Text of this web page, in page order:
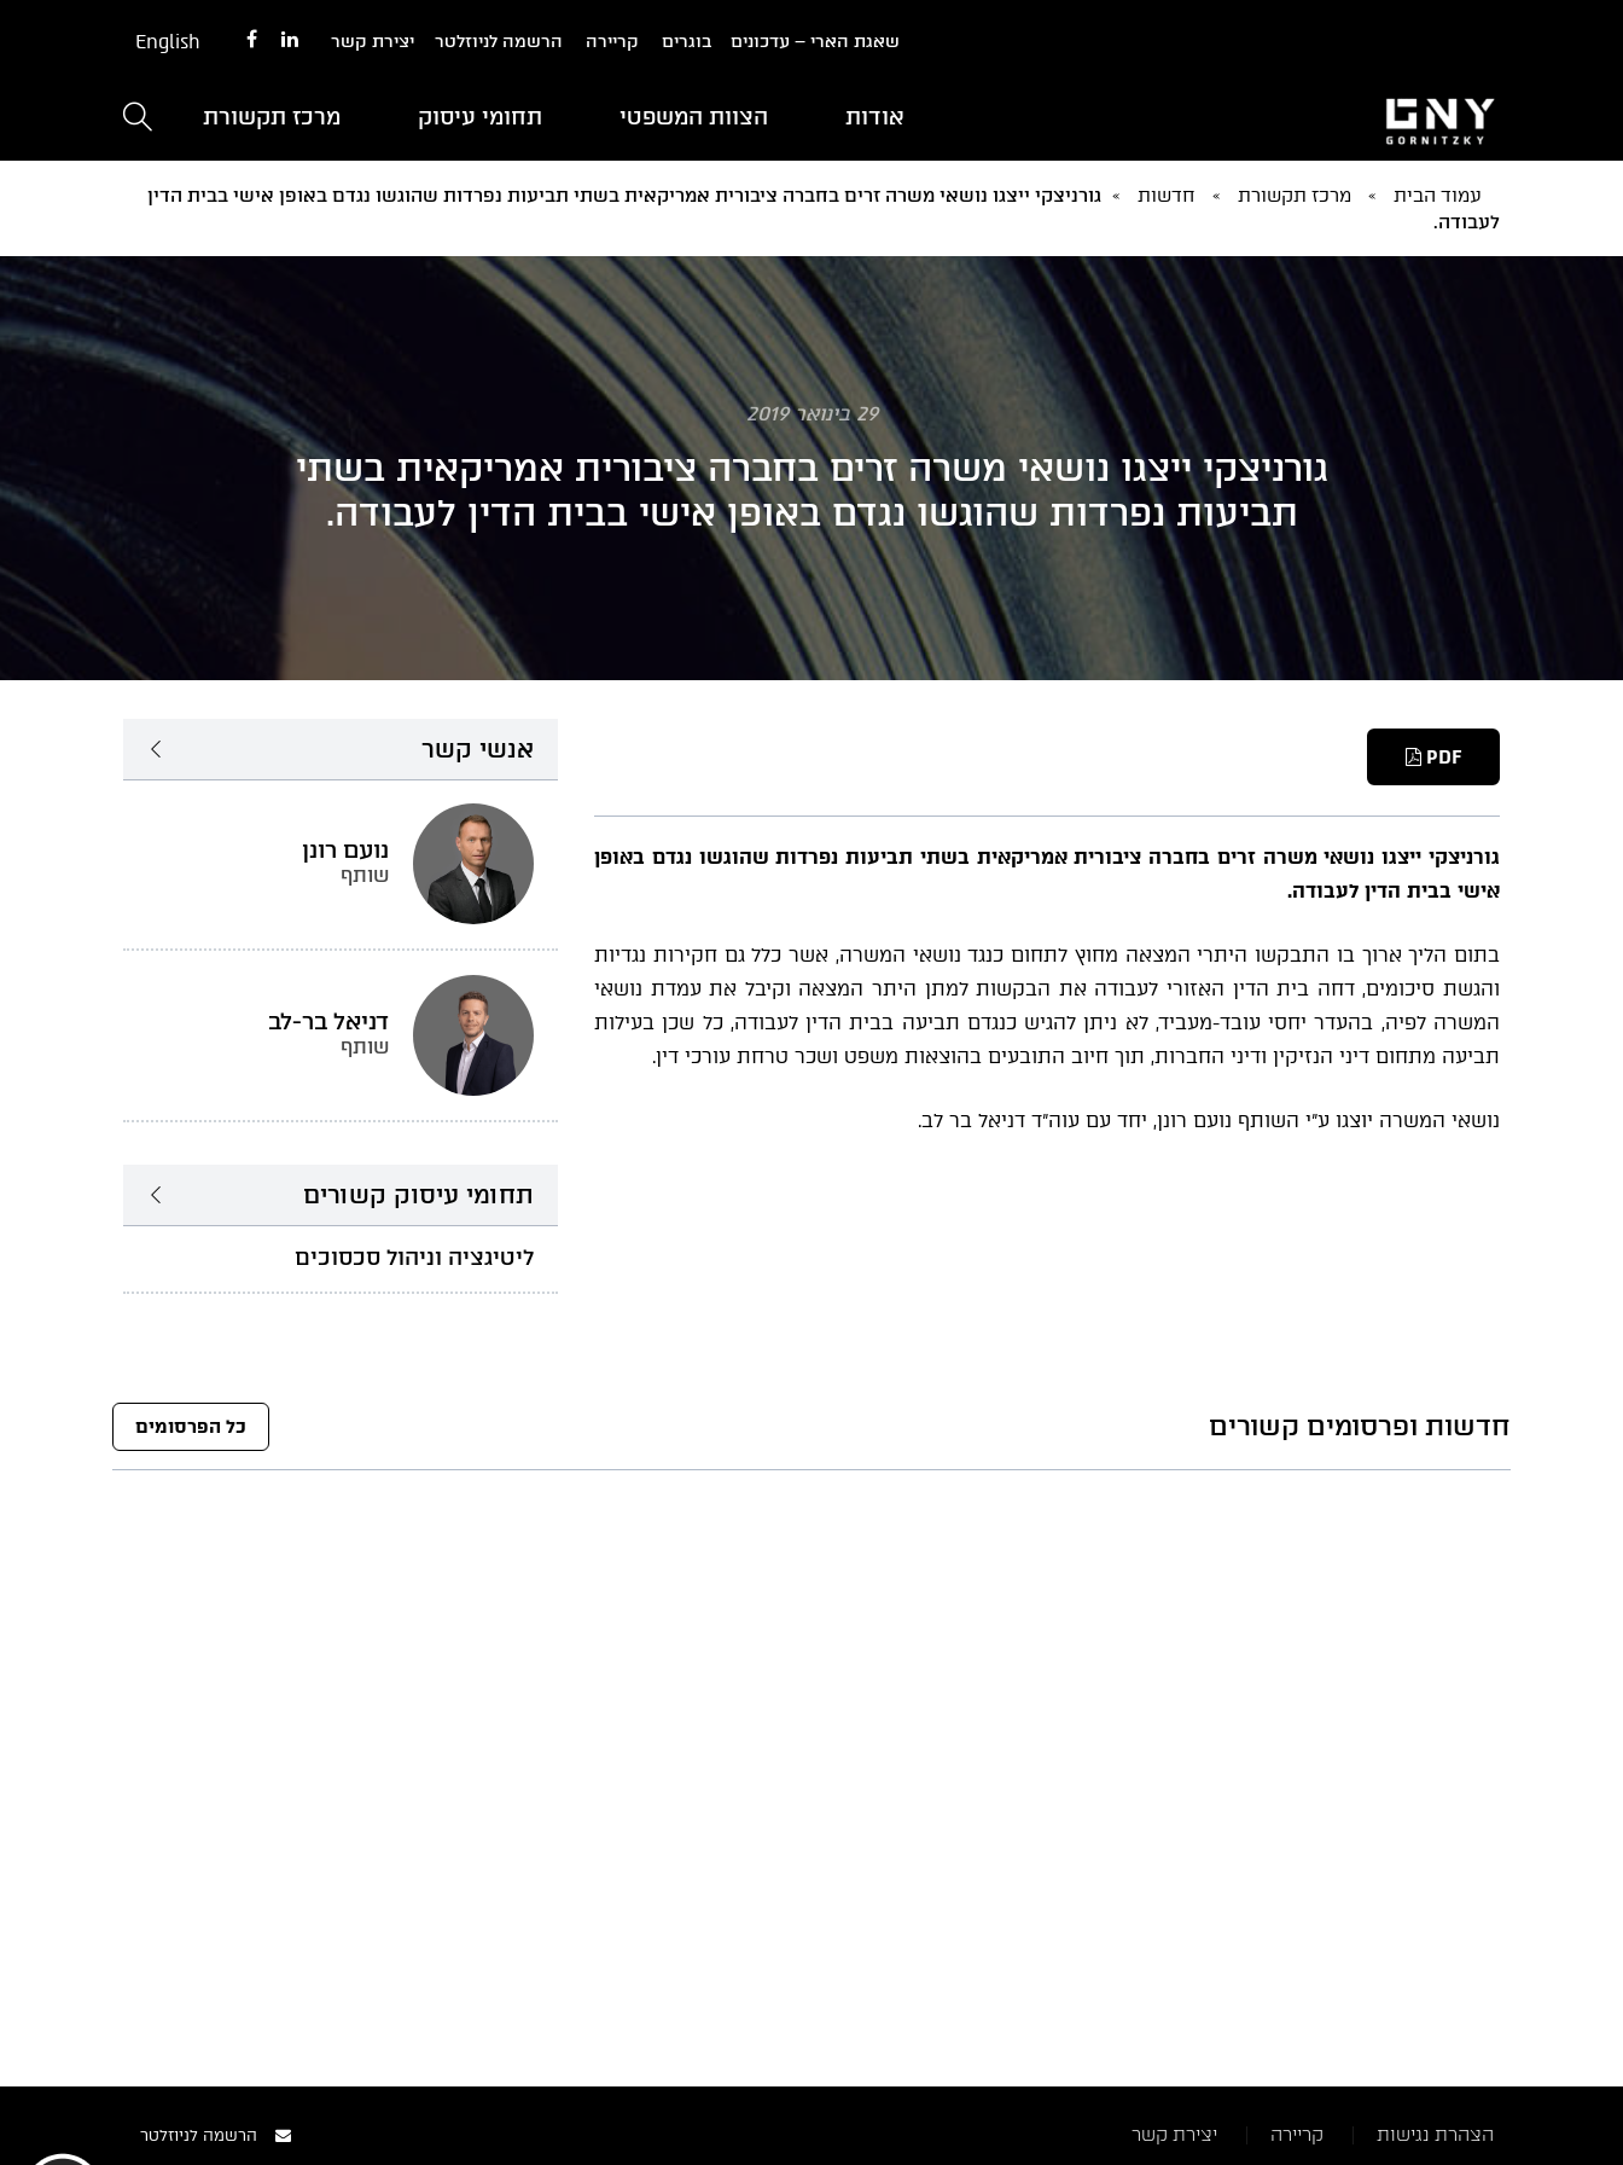
שאגת הארי – עדכונים בוגרים קריירה הרשמה לניוזלטר יצירת קשר English
אודות הצוות המשפטי תחומי עיסוק מרכז תקשורת
עמוד הבית » מרכז תקשורת » חדשות » גורניצקי ייצגו נושאי משרה זרים בחברה ציבורית אמריקאית בשתי תביעות נפרדות שהוגשו נגדם באופן אישי בבית הדין
לעבודה.
29 בינואר 2019
גורניצקי ייצגו נושאי משרה זרים בחברה ציבורית אמריקאית בשתי
תביעות נפרדות שהוגשו נגדם באופן אישי בבית הדין לעבודה.
PDF
גורניצקי ייצגו נושאי משרה זרים בחברה ציבורית אמריקאית בשתי תביעות נפרדות שהוגשו נגדם באופן
אישי בבית הדין לעבודה.
בתום הליך ארוך בו התבקשו היתרי המצאה מחוץ לתחום כנגד נושאי המשרה, אשר כלל גם חקירות נגדיות
והגשת סיכומים, דחה בית הדין האזורי לעבודה את הבקשות למתן היתר המצאה וקיבל את עמדת נושאי
המשרה לפיה, בהעדר יחסי עובד-מעביד, לא ניתן להגיש כנגדם תביעה בבית הדין לעבודה, כל שכן בעילות
תביעה מתחום דיני הנזיקין ודיני החברות, תוך חיוב התובעים בהוצאות משפט ושכר טרחת עורכי דין.
נושאי המשרה יוצגו ע"י השותף נועם רונן, יחד עם עוה"ד דניאל בר לב.
אנשי קשר
נועם רונן
שותף
דניאל בר-לב
שותף
תחומי עיסוק קשורים
ליטיגציה וניהול סכסוכים
חדשות ופרסומים קשורים כל הפרסומים
הצהרת נגישות קריירה יצירת קשר הרשמה לניוזלטר